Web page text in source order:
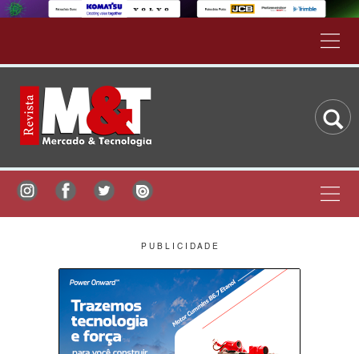
P U B L I C I D A D E